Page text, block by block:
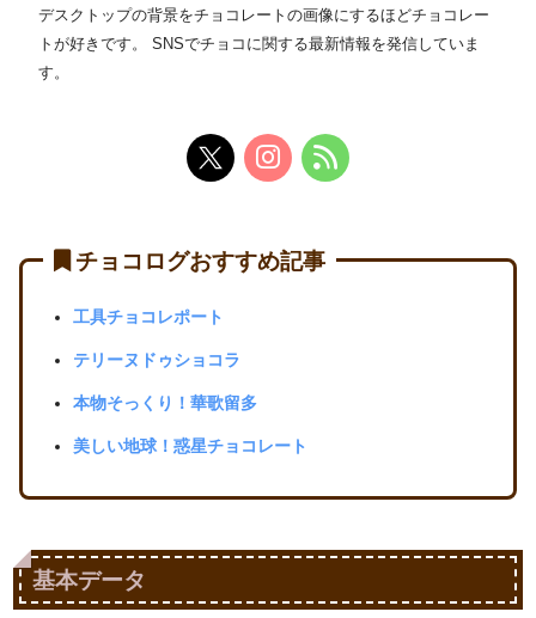
デスクトップの背景をチョコレートの画像にするほどチョコレー
トが好きです。 SNSでチョコに関する最新情報を発信していま
す。
チョコログおすすめ記事
工具チョコレポート
テリーヌドゥショコラ
本物そっくり！華歌留多
美しい地球！惑星チョコレート
基本データ